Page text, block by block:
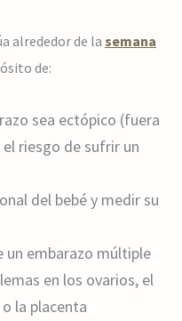
alrededor de la semana
de:
sea ectópico (fuera
riesgo de sufrir un
del bebé y medir su
un embarazo múltiple
en los ovarios, el
la placenta